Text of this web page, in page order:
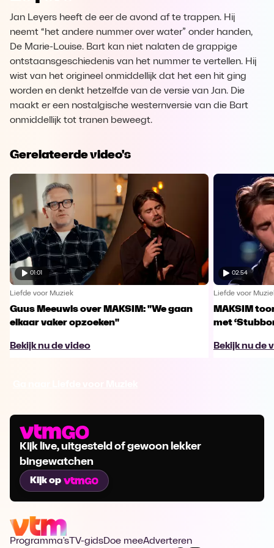
Jan Leyers heeft de eer de avond af te trappen. Hij
neemt “het andere nummer over water” onder handen,
De Marie-Louise. Bart kan niet nalaten de grappige
ontstaansgeschiedenis van het nummer te vertellen. Hij
wist van het origineel onmiddellijk dat het een hit ging
worden en denkt hetzelfde van de versie van Jan. Die
maakt er een nostalgische westernversie van die Bart
onmiddellijk tot tranen beweegt.
Gerelateerde video's
01:01
Liefde voor Muziek
Guus Meeuwis over MAKSIM: "We gaan
elkaar vaker opzoeken"
Bekijk nu de video
02:54
Liefde voor
MAKSIM
met
Bekijk nu de
Kijk live, uitgesteld of gewoon lekker
bingewatchen
Kijk op
Programma's TV-gidsDoe meeAdverteren